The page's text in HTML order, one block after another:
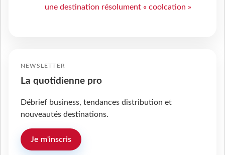
une destination résolument « coolcation »
NEWSLETTER
La quotidienne pro
Débrief business, tendances distribution et
nouveautés destinations.
Je m'inscris